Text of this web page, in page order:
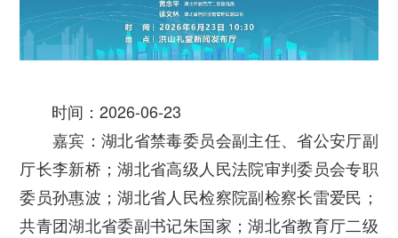
时间：2026-06-23
嘉宾：湖北省禁毒委员会副主任、省公安厅副
厅长李新桥；湖北省高级人民法院审判委员会专职
委员孙惠波；湖北省人民检察院副检察长雷爱民；
共青团湖北省委副书记朱国家；湖北省教育厅二级